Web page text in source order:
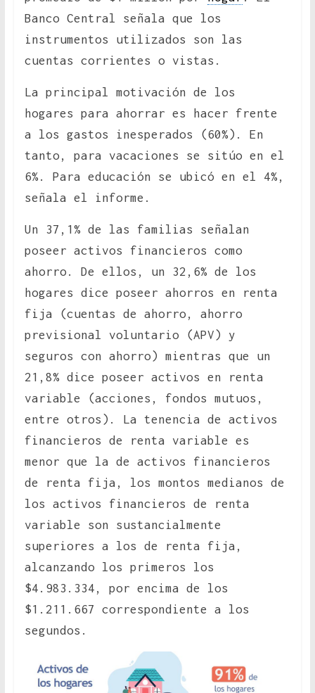
Banco Central señala que los
instrumentos utilizados son las
cuentas corrientes o vistas.
La principal motivación de los
hogares para ahorrar es hacer frente
a los gastos inesperados (60%). En
tanto, para vacaciones se sitúo en el
6%. Para educación se ubicó en el 4%,
señala el informe.
Un 37,1% de las familias señalan
poseer activos financieros como
ahorro. De ellos, un 32,6% de los
hogares dice poseer ahorros en renta
fija (cuentas de ahorro, ahorro
previsional voluntario (APV) y
seguros con ahorro) mientras que un
21,8% dice poseer activos en renta
variable (acciones, fondos mutuos,
entre otros). La tenencia de activos
financieros de renta variable es
menor que la de activos financieros
de renta fija, los montos medianos de
los activos financieros de renta
variable son sustancialmente
superiores a los de renta fija,
alcanzando los primeros los
$4.983.334, por encima de los
$1.211.667 correspondiente a los
segundos.